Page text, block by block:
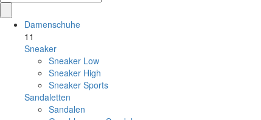
Damenschuhe
11
Sneaker
Sneaker Low
Sneaker High
Sneaker Sports
Sandaletten
Sandalen